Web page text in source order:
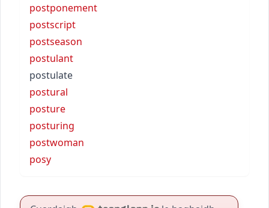
postponement
postscript
postseason
postulant
postulate
postural
posture
posturing
postwoman
posy